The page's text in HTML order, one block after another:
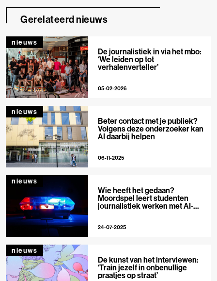
Gerelateerd nieuws
nieuws
De journalistiek in via het mbo:
‘We leiden op tot
verhalenverteller’
05-02-2026
nieuws
Beter contact met je publiek?
Volgens deze onderzoeker kan
AI daarbij helpen
06-11-2025
nieuws
Wie heeft het gedaan?
Moordspel leert studenten
journalistiek werken met AI-
24-07-2025
nieuws
De kunst van het interviewen:
‘Train jezelf in onbenullige
praatjes op straat’